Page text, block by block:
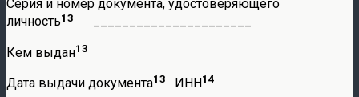
Серия и номер документа, удостоверяющего
личность13
Кем выдан13
Дата выдачи документа13 ИНН 14